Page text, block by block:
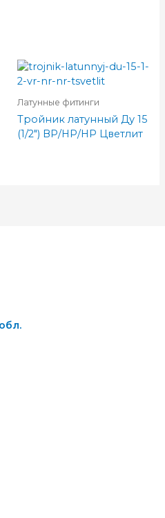
Латунные фитинги
Тройник латунный Ду 15
(1/2″) ВР/НР/НР Цветлит